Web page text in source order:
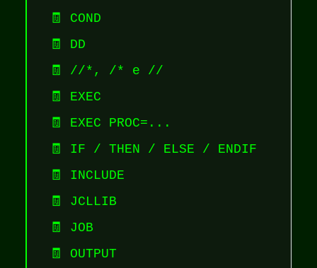
🧾 COND
🧾 DD
🧾 //*, /* e //
🧾 EXEC
🧾 EXEC PROC=...
🧾 IF / THEN / ELSE / ENDIF
🧾 INCLUDE
🧾 JCLLIB
🧾 JOB
🧾 OUTPUT